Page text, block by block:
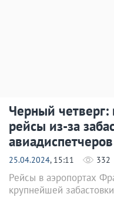
Черный
рейсы из-за
авиадиспетчеров
25.04.2024, 15:11 332
Рейсы в аэропортах
крупнейшей